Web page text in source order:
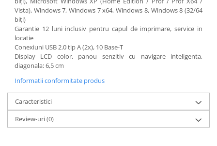
Vista), Windows 7, Windows 7 x64, Windows 8, Windows 8 (32/64
biţi)
Garantie 12 luni inclusiv pentru capul de imprimare, service in
locatie
Conexiuni USB 2.0 tip A (2x), 10 Base-T
Display LCD color, panou senzitiv cu navigare inteligenta,
diagonala: 6,5 cm
Informatii conformitate produs
Caracteristici
Review-uri(0)